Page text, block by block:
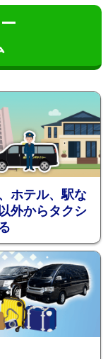
ー
ホテル、駅な
外からタクシ